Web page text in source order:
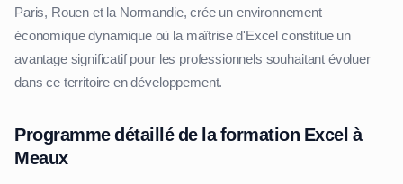
Paris, Rouen et la Normandie, crée un environnement
économique dynamique où la maîtrise d'Excel constitue un
avantage significatif pour les professionnels souhaitant évoluer
dans ce territoire en développement.
Programme détaillé de la formation Excel à
Meaux